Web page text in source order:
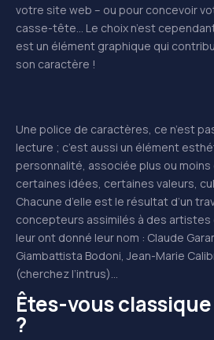
votre site web – ou pour concevoir
casse-tête… Le choix n’est
est un élément graphique qui
son caractère !
Une police de caractères, ce n’est
lecture ; c’est aussi un élément
personnalité, associée plus ou
certaines idées, certaines valeurs,
Chacune d’elle est le résultat d’un
concepteurs assimilés à des artistes
leur ont donné leur nom : Claude
Giambattista Bodoni, Jean-Marie
(cherchez l’intrus)…
Êtes-vous
?